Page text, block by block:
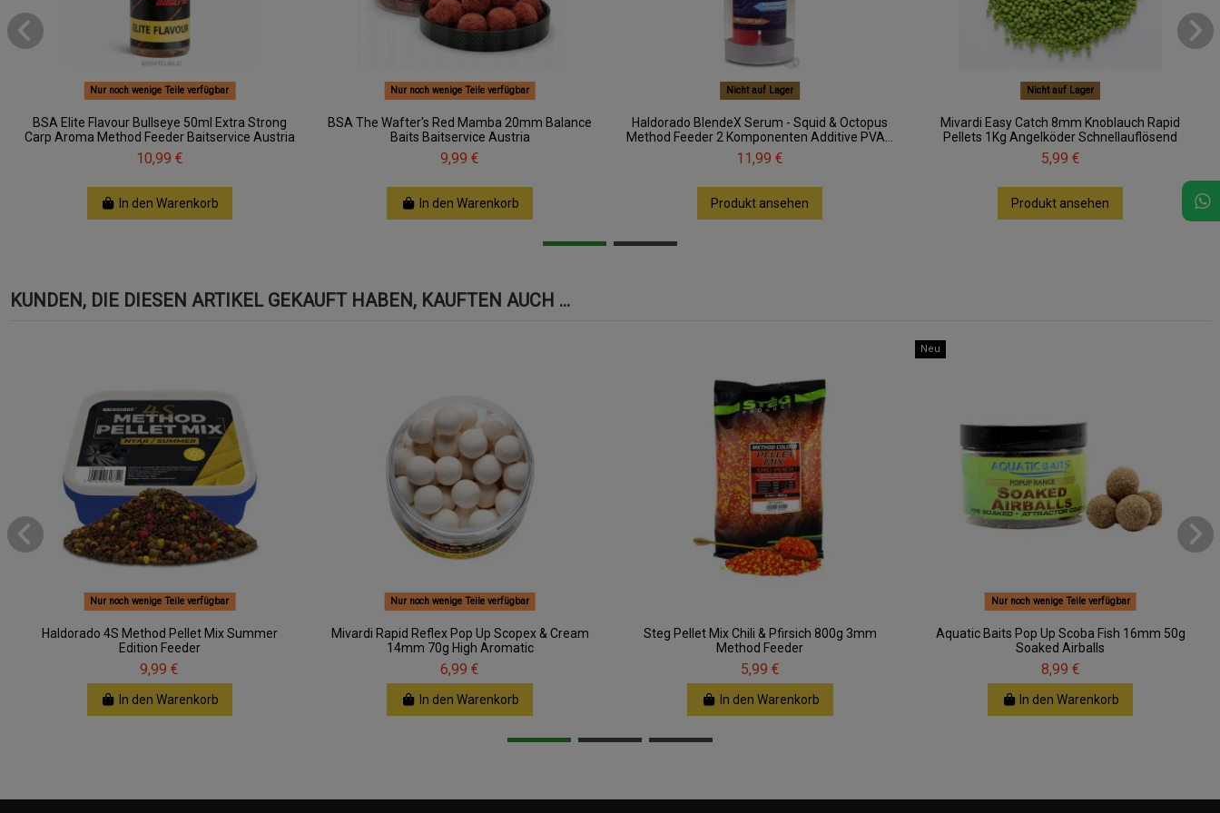
Nur noch wenige Teile verfügbar
BSA Elite Flavour Bullseye 50ml Extra Strong
Carp Aroma Method Feeder Baitservice Austria
10,99 €
In den Warenkorb
Nur noch wenige Teile verfügbar
BSA The Wafter's Red Mamba 20mm Balance
Baits Baitservice Austria
9,99 €
In den Warenkorb
Nicht auf Lager
Haldorado BlendeX Serum - Squid & Octopus
Method Feeder 2 Komponenten Additive PVA...
11,99 €
Produkt ansehen
Nicht auf Lager
Mivardi Easy Catch 8mm Knoblauch Rapid
Pellets 1Kg Angelköder Schnellauflösend
5,99 €
Produkt ansehen
KUNDEN, DIE DIESEN ARTIKEL GEKAUFT HABEN, KAUFTEN AUCH ...
Nur noch wenige Teile verfügbar
Haldorado 4S Method Pellet Mix Summer
Edition Feeder
9,99 €
In den Warenkorb
Nur noch wenige Teile verfügbar
Mivardi Rapid Reflex Pop Up Scopex & Cream
14mm 70g High Aromatic
6,99 €
In den Warenkorb
Steg Pellet Mix Chili & Pfirsich 800g 3mm
Method Feeder
5,99 €
In den Warenkorb
Neu
Nur noch wenige Teile verfügbar
Aquatic Baits Pop Up Scoba Fish 16mm 50g
Soaked Airballs
8,99 €
In den Warenkorb